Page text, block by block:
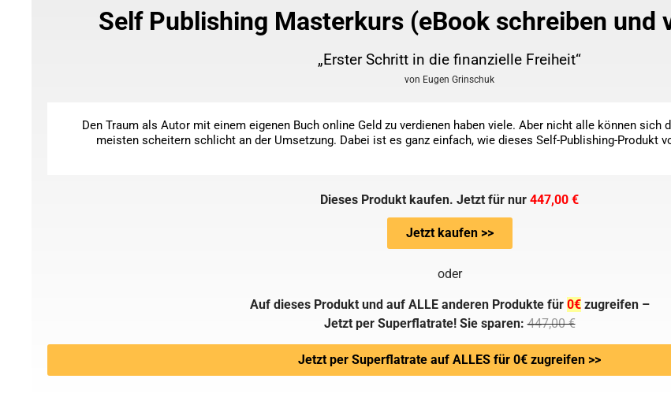
Self Publishing Masterkurs (eBook schreiben und
„Erster Schritt in die finanzielle Freiheit“
von Eugen Grinschuk
Den Traum als Autor mit einem eigenen Buch online Geld zu verdienen haben viele. Aber nicht alle können sich
meisten scheitern schlicht an der Umsetzung. Dabei ist es ganz einfach, wie dieses Self-Publishing-Produkt
Dieses Produkt kaufen. Jetzt für nur 447,00 €
Jetzt kaufen >>
oder
Auf dieses Produkt und auf ALLE anderen Produkte für 0€zugreifen –
Jetzt per Superflatrate! Sie sparen: 447,00 €
Jetzt per Superflatrate auf ALLES für 0€ zugreifen >>